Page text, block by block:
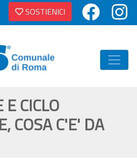
SOSTIENICI
CICLO
COSA C'E' DA